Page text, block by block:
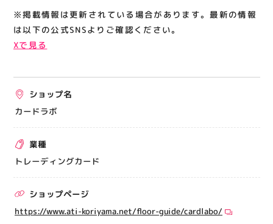
サイトポリシー
運営会社
出店をご検討の方へ
催事出店募集
アティビジョンについて
※掲載情報は更新されている場合があります。最新の情報
は以下の公式SNSよりご確認ください。
Xで見る
ショップ名
カードラボ
業種
トレーディングカード
ショップページ
https://www.ati-koriyama.net/floor-guide/cardlabo/